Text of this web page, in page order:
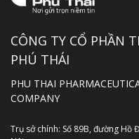
CÔNG TY CỔ PHẦN
PHÚ THÁI
PHU THAI
COMPANY
Trụ sở chính: Số 89B, đường Hồ